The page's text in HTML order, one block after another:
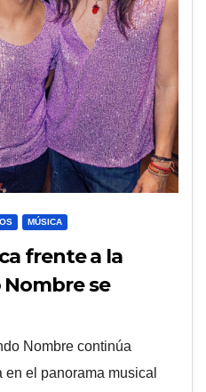
MÚSICA
frente a la
se
de Artesanos
Nombre continúa
el panorama musical